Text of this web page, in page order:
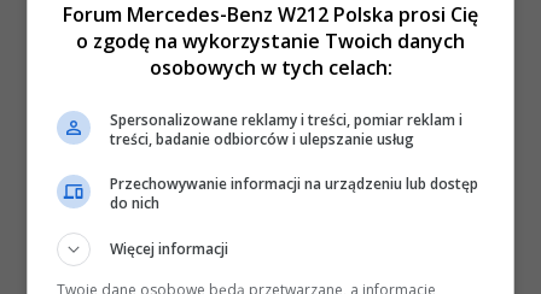
Forum Mercedes-Benz W212 Polska prosi Cię
o zgodę na wykorzystanie Twoich danych
osobowych w tych celach:
Spersonalizowane reklamy i treści, pomiar reklam i
treści, badanie odbiorców i ulepszanie usług
Przechowywanie informacji na urządzeniu lub dostęp
do nich
Więcej informacji
Twoje dane osobowe będą przetwarzane, a informacje